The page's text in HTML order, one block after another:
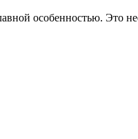
особенностью. Это